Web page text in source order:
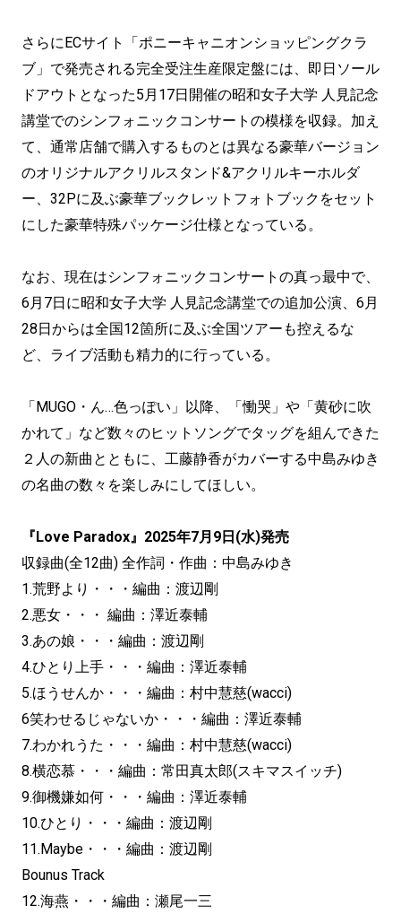
さらにECサイト「ポニーキャニオンショッピングクラ
ブ」で発売される完全受注生産限定盤には、即日ソール
ドアウトとなった5月17日開催の昭和女子大学 人見記念
講堂でのシンフォニックコンサートの模様を収録。加え
て、通常店舗で購入するものとは異なる豪華バージョン
のオリジナルアクリルスタンド&アクリルキーホルダ
ー、32Pに及ぶ豪華ブックレットフォトブックをセット
にした豪華特殊パッケージ仕様となっている。
なお、現在はシンフォニックコンサートの真っ最中で、
6月7日に昭和女子大学 人見記念講堂での追加公演、6月
28日からは全国12箇所に及ぶ全国ツアーも控えるな
ど、ライブ活動も精力的に行っている。
「MUGO・ん…色っぽい」以降、「慟哭」や「黄砂に吹
かれて」など数々のヒットソングでタッグを組んできた
２人の新曲とともに、工藤静香がカバーする中島みゆき
の名曲の数々を楽しみにしてほしい。
『Love Paradox』2025年7月9日(水)発売
収録曲(全12曲) 全作詞・作曲：中島みゆき
1.荒野より・・・編曲：渡辺剛
2.悪女・・・ 編曲：澤近泰輔
3.あの娘・・・編曲：渡辺剛
4.ひとり上手・・・編曲：澤近泰輔
5.ほうせんか・・・編曲：村中慧慈(wacci)
6笑わせるじゃないか・・・編曲：澤近泰輔
7.わかれうた・・・編曲：村中慧慈(wacci)
8.横恋慕・・・編曲：常田真太郎(スキマスイッチ)
9.御機嫌如何・・・編曲：澤近泰輔
10.ひとり・・・編曲：渡辺剛
11.Maybe・・・編曲：渡辺剛
Bounus Track
12.海燕・・・編曲：瀬尾一三